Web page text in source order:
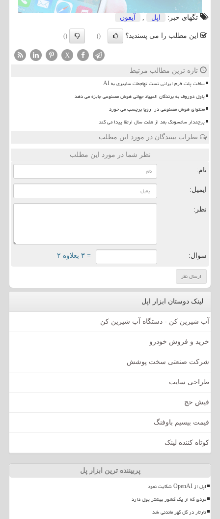
تگهای خبر: اپل آیفون
این مطلب را می پسندید؟ ()
()
X
تازه ترین مطالب مرتبط
ساخت پلت فرم ایرانی تست تهاجمات سایبری به AI
پاول دوروف به برندگان المپیاد جهانی هوش مصنوعی جایزه می دهد
محتوای هوش مصنوعی در اروپا برچسب می خورد
پرچمدار سامسونگ بعد از هفت سال ارتقا پیدا می کند
نظرات بینندگان در مورد این مطلب
نظر شما در مورد این مطلب
نام:
ایمیل:
نظر:
سوال: = ۳ بعلاوه ۲
لینک دوستان ابزار اپل
آب شیرین کن - دستگاه آب شیرین کن
خرید و فروش خودرو
شرکت صنعتی سخت پوشش
طراحی سایت
فیش حج
قیمت بیسیم باوفنگ
کوتاه کننده لینک
پربیننده ترین ابزار پل
اپل از OpenAI شکایت نمود
مردی که از یک کشور بیشتر پول دارد
تارتار در گل گهر ماندنی شد